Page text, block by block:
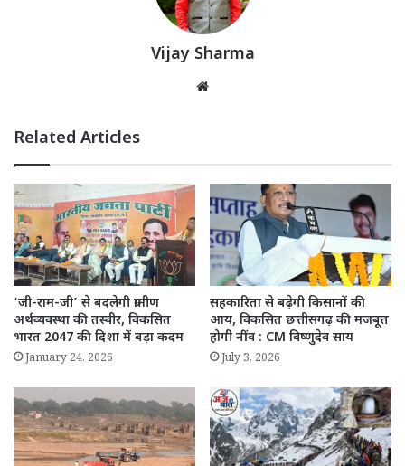
Vijay Sharma
Related Articles
‘जी-राम-जी’ से बदलेगी ग्रामीण
अर्थव्यवस्था की तस्वीर, विकसित
भारत 2047 की दिशा में बड़ा कदम
January 24, 2026
सहकारिता से बढ़ेगी किसानों की
आय, विकसित छत्तीसगढ़ की मजबूत
होगी नींव : CM विष्णुदेव साय
July 3, 2026